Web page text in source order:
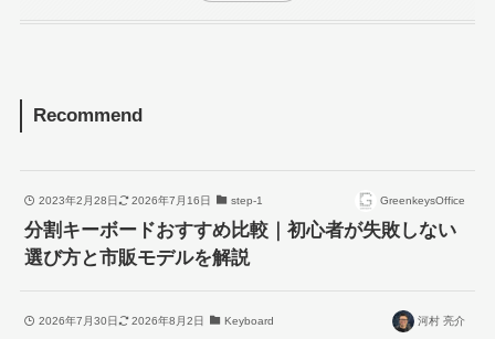
Recommend
2023年2月28日 2026年7月16日 step-1 GreenkeysOffice
分割キーボードおすすめ比較｜初心者が失敗しない
選び方と市販モデルを解説
2026年7月30日 2026年8月2日 Keyboard 河村 亮介